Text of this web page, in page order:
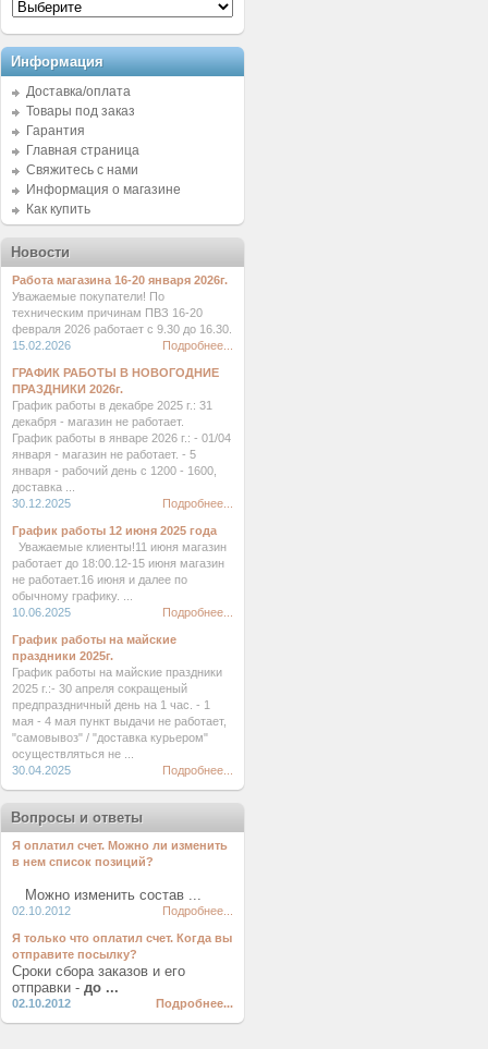
Информация
Доставка/оплата
Товары под заказ
Гарантия
Главная страница
Свяжитесь с нами
Информация о магазине
Как купить
Новости
Работа магазина 16-20 января 2026г.
Уважаемые покупатели! По
техническим причинам ПВЗ 16-20
февраля 2026 работает с 9.30 до 16.30.
15.02.2026
Подробнее...
ГРАФИК РАБОТЫ В НОВОГОДНИЕ
ПРАЗДНИКИ 2026г.
График работы в декабре 2025 г.: 31
декабря - магазин не работает.
График работы в январе 2026 г.: - 01/04
января - магазин не работает. - 5
января - рабочий день с 1200 - 1600,
доставка ...
30.12.2025
Подробнее...
График работы 12 июня 2025 года
Уважаемые клиенты!11 июня магазин
работает до 18:00.12-15 июня магазин
не работает.16 июня и далее по
обычному графику. ...
10.06.2025
Подробнее...
График работы на майские
праздники 2025г.
График работы на майские праздники
2025 г.:- 30 апреля сокращеный
предпраздничный день на 1 час. - 1
мая - 4 мая пункт выдачи не работает,
"самовывоз" / "доставка курьером"
осуществляться не ...
30.04.2025
Подробнее...
Вопросы и ответы
Я оплатил счет. Можно ли изменить
в нем список позиций?
Можно изменить состав ...
02.10.2012 Подробнее...
Я только что оплатил счет. Когда вы
отправите посылку?
Сроки сбора заказов и его
отправки - до ...
02.10.2012 Подробнее...